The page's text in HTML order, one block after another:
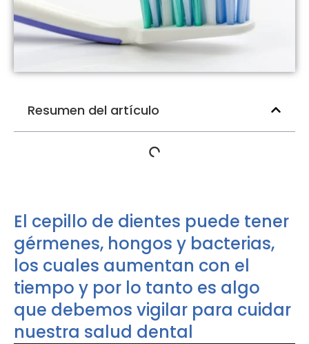
Resumen del artículo
El cepillo de dientes puede tener
gérmenes, hongos y bacterias,
los cuales aumentan con el
tiempo y por lo tanto es algo
que debemos vigilar para cuidar
nuestra salud dental